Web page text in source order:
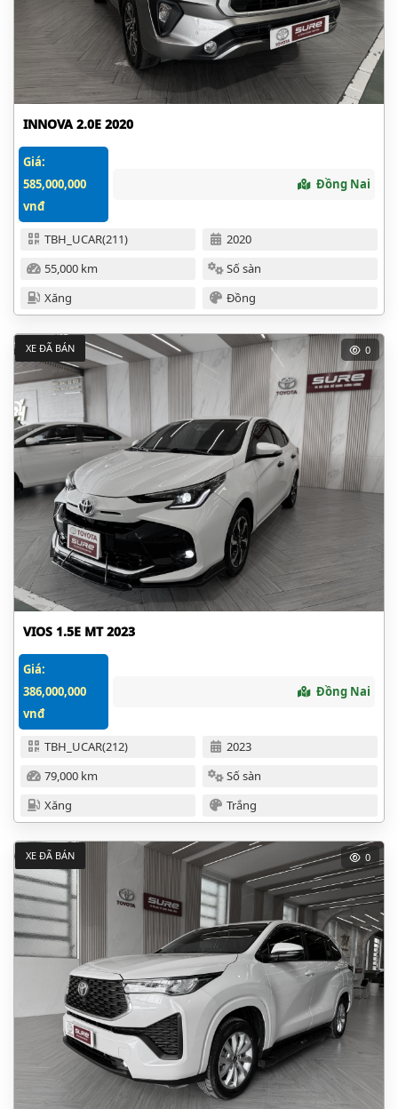
INNOVA 2.0E 2020
Giá:
585,000,000
vnđ
Đồng Nai
TBH_UCAR(211)
2020
55,000 km
Số sàn
Xăng
Đồng
VIOS 1.5E MT 2023
Giá:
386,000,000
vnđ
Đồng Nai
TBH_UCAR(212)
2023
79,000 km
Số sàn
Xăng
Trắng
XE ĐÃ BÁN 0
XE ĐÃ BÁN 0